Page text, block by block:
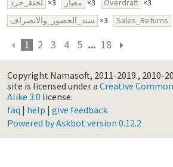
لجنة_جرد ×3 معيار ×3 Overdraft ×3
سند_الحضور_والانصراف ×3 Sales_Returns
1 2 3 4 5 18
Copyright Namasoft, 2011-2019., 2010-
site is licensed under a Creative
Alike 3.0 license.
faq | help | give feedback
Powered by Askbot version 0.12.2